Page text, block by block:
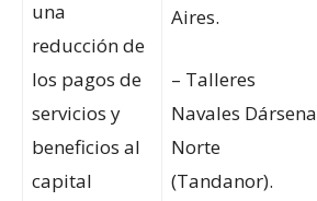
una
reducción de
los pagos de
servicios y
beneficios al
capital
Aires.
– Talleres
Navales Dársena
Norte
(Tandanor).